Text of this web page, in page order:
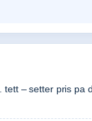
– setter pris pa